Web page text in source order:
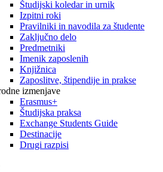
Študijski koledar in urnik
Izpitni roki
Pravilniki in navodila za študente
Zaključno delo
Predmetniki
Imenik zaposlenih
Knjižnica
Zaposlitve, štipendije in prakse
izmenjave
Erasmus+
Študijska praksa
Exchange Students Guide
Destinacije
Drugi razpisi